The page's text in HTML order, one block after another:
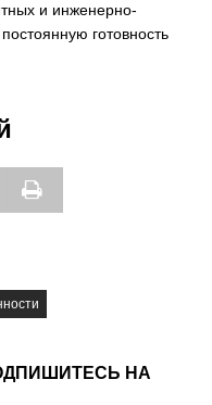
и инженерно-
готовность
НА